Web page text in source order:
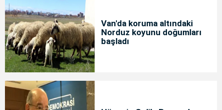
Van'da koruma altındaki
Norduz koyunu doğumları
başladı